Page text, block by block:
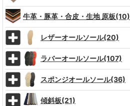
牛革・豚革・合皮・生地 原板(10)
レザーオールソール(20)
ラバーオールソール(107)
スポンジオールソール(36)
傾斜板(21)